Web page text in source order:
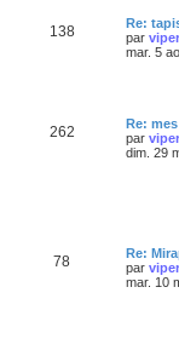
138
Re:
par
mar. 5
262
Re:
par
dim. 29
78
Re:
par
mar. 10